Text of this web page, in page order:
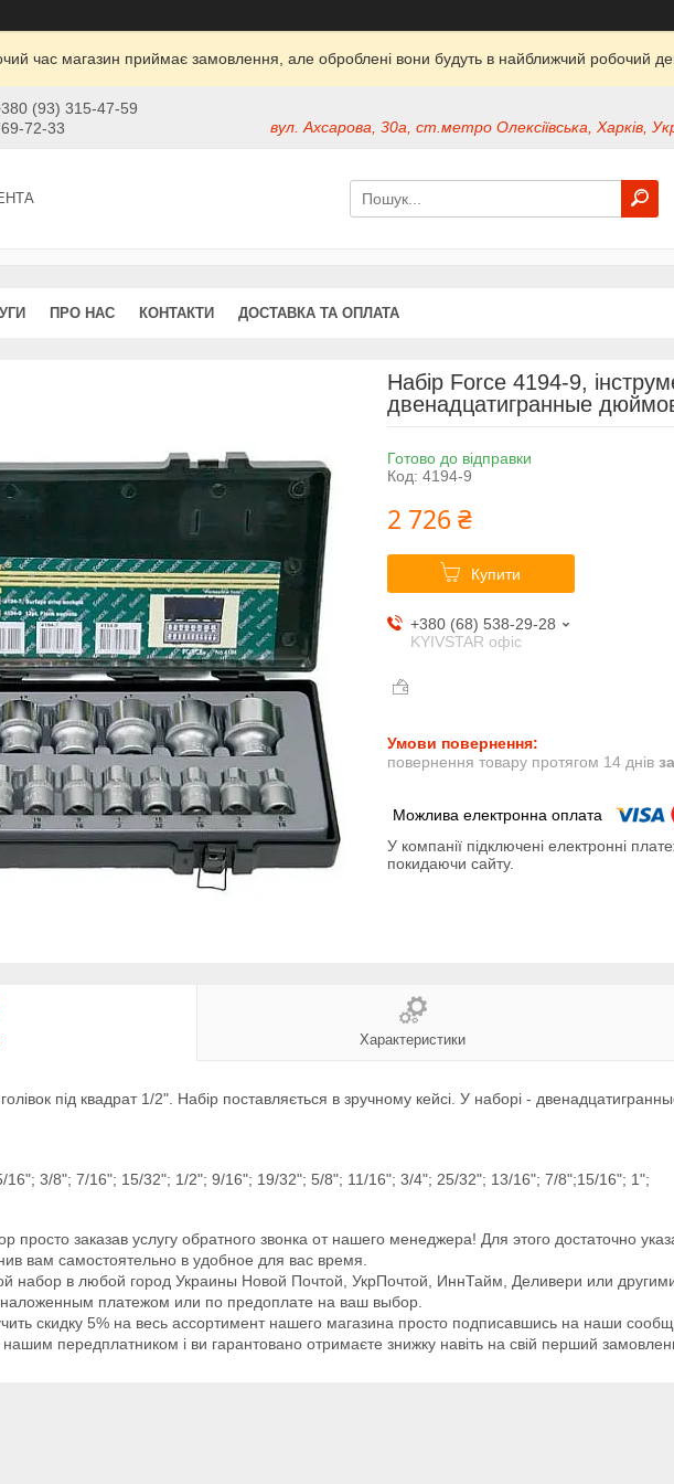
час магазин приймає замовлення, але оброблені вони будуть в найближчий робочий
(93) 315-47-59
72-33
вул. Ахсарова, 30а, ст.метро Олексіївська, Харків,
ПРО НАС КОНТАКТИ ДОСТАВКА ТА ОПЛАТА
Набір Force 4194-9,
двенадцатигранные
Готово до відправки
Код: 4194-9
2 726 ₴
Купити
+380 (68) 538-29-28
KYIVSTAR офіс
повернення товару протягом 14 днів
У компанії підключені електронні
покидаючи сайту.
Характеристики
під квадрат 1/2". Набір поставляється в зручному кейсі. У наборі -
16"; 3/8"; 7/16"; 15/32"; 1/2"; 9/16"; 19/32"; 5/8"; 11/16"; 3/4"; 25/32"; 13/16"; 7/8";15/16"; 1";
просто заказав услугу обратного звонка от нашего менеджера! Для этого достаточно
вам самостоятельно в удобное для вас время.
набор в любой город Украины Новой Почтой, УкрПочтой, ИннТайм, Деливери или
платежом или по предоплате на ваш выбор.
скидку 5% на весь ассортимент нашего магазина просто подписавшись на наши
передплатником і ви гарантовано отримаєте знижку навіть на свій перший